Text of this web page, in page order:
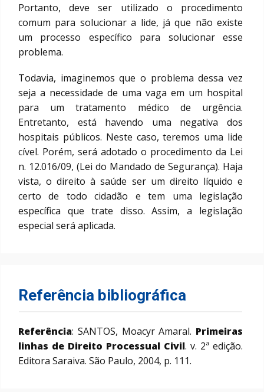
Portanto, deve ser utilizado o procedimento
comum para solucionar a lide, já que não existe
um processo específico para solucionar esse
problema.
Todavia, imaginemos que o problema dessa vez
seja a necessidade de uma vaga em um hospital
para um tratamento médico de urgência.
Entretanto, está havendo uma negativa dos
hospitais públicos. Neste caso, teremos uma lide
cível. Porém, será adotado o procedimento da Lei
n. 12.016/09, (Lei do Mandado de Segurança). Haja
vista, o direito à saúde ser um direito líquido e
certo de todo cidadão e tem uma legislação
específica que trate disso. Assim, a legislação
especial será aplicada.
Referência bibliográfica
Referência: SANTOS, Moacyr Amaral. Primeiras
linhas de Direito Processual Civil. v. 2ª edição.
Editora Saraiva. São Paulo, 2004, p. 111.